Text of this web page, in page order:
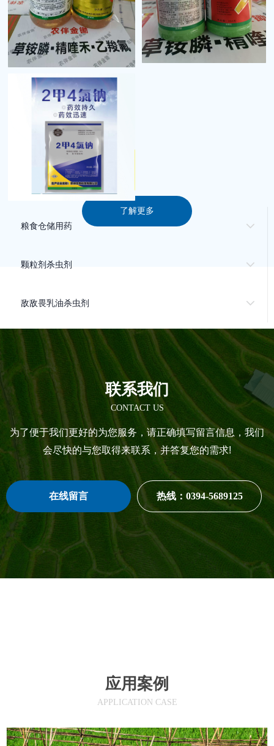
粮食仓储用药
颗粒剂杀虫剂
敌敌畏乳油杀虫剂
了解更多
为了便于我们更好的为您服务，请正确填写留言信息，我们
会尽快的与您取得来联系，并答复您的需求!
在线留言 热线：0394-5689125
联系我们
CONTACT US
应用案例
APPLICATION CASE